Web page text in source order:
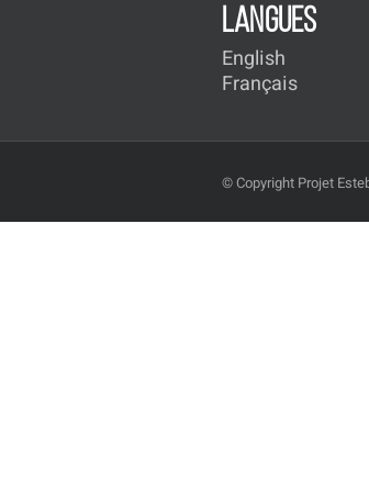
LANGUES
English
Français
© Copyright Projet